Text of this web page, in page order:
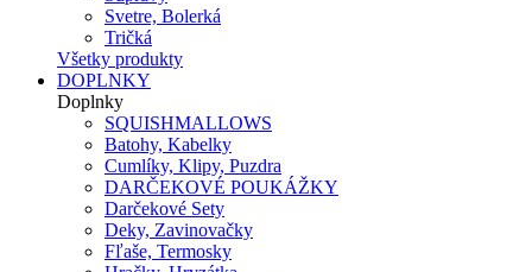
Svetre, Bolerká
Tričká
Všetky produkty
DOPLNKY
Doplnky
SQUISHMALLOWS
Batohy, Kabelky
Cumlíky, Klipy, Puzdra
DARČEKOVÉ POUKÁŽKY
Darčekové Sety
Deky, Zavinovačky
Fľaše, Termosky